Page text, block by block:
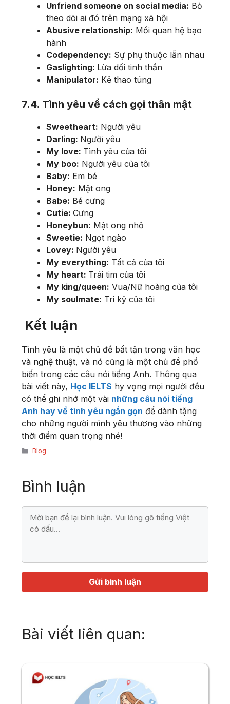
Unfriend someone on social media: Bỏ
theo dõi ai đó trên mạng xã hội
Abusive relationship: Mối quan hệ bạo
hành
Codependency: Sự phụ thuộc lẫn nhau
Gaslighting: Lừa dối tinh thần
Manipulator: Kẻ thao túng
7.4. Tình yêu về cách gọi thân mật
Sweetheart: Người yêu
Darling: Người yêu
My love: Tình yêu của tôi
My boo: Người yêu của tôi
Baby: Em bé
Honey: Mật ong
Babe: Bé cưng
Cutie: Cưng
Honeybun: Mật ong nhỏ
Sweetie: Ngọt ngào
Lovey: Người yêu
My everything: Tất cả của tôi
My heart: Trái tim của tôi
My king/queen: Vua/Nữ hoàng của tôi
My soulmate: Tri kỷ của tôi
Kết luận
Tình yêu là một chủ đề bất tận trong văn học
và nghệ thuật, và nó cũng là một chủ đề phổ
biến trong các câu nói tiếng Anh. Thông qua
bài viết này, Học IELTS hy vọng mọi người đều
có thể ghi nhớ một vài những câu nói tiếng
Anh hay về tình yêu ngắn gọn để dành tặng
cho những người mình yêu thương vào những
thời điểm quan trọng nhé!
Danh
Blog
Bình luận
luận
Họ
tên
Địa
chỉ
Bài viết liên quan: